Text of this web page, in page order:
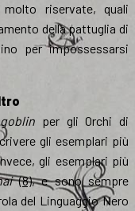
riservate, quali
della pattuglia di
per impossessarsi
goblin per gli Orchi di
gli esemplari più
gli esemplari più
(8), e sono sempre
del Linguaggio Nero